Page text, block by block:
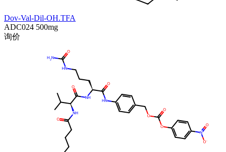
Dov-Val-Dil-OH.TFA
ADC024 500mg
询价